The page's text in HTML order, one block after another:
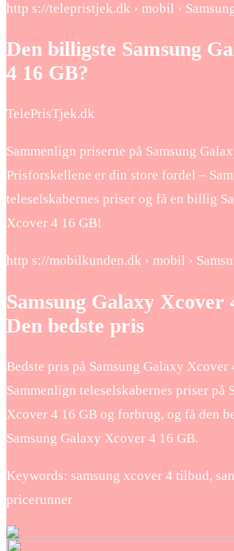
http s://telepristjek.dk › mobil ›
Den billigste Samsung
4 16 GB?
TelePrisTjek.dk
Sammenlign priserne på Samsung
Prisforskellene er din store fordel –
teleselskabernes priser og få en billig
Xcover 4 16 GB!
http s://mobilkunden.dk › mobil ›
Samsung Galaxy Xcover
Den bedste pris
Bedste pris på Samsung Galaxy Xcover
Sammenlign teleselskabernes priser på
Xcover 4 16 GB og forbrug, og få den
Samsung Galaxy Xcover 4 16 GB.
Keywords: samsung xcover 4 tilbud,
pricerunner